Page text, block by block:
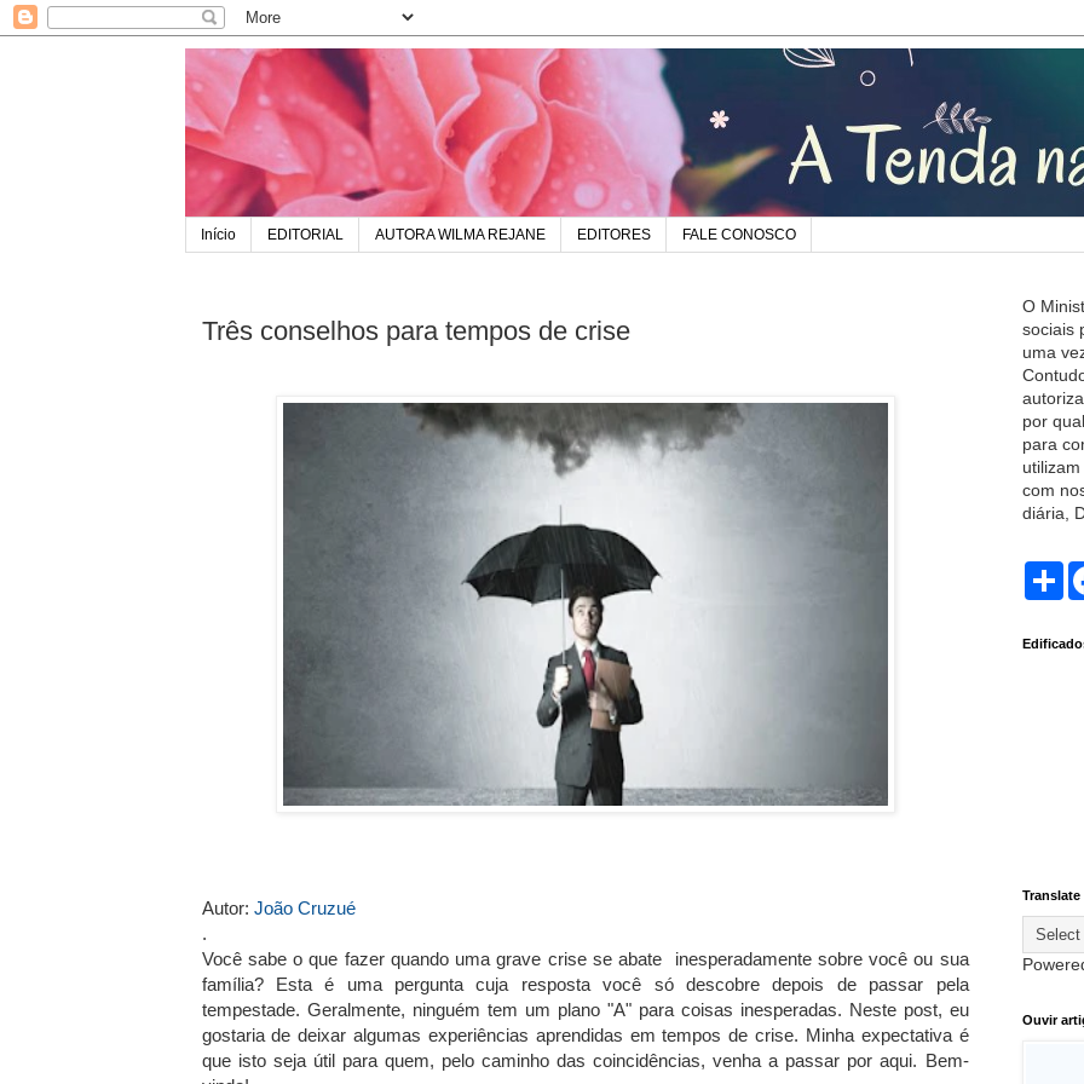
Início EDITORIAL AUTORA WILMA REJANE EDITORES FALE CONOSCO
Três conselhos para tempos de crise
Autor: João Cruzué
.
Você sabe o que fazer quando uma grave crise se abate inesperadamente sobre você ou sua
família? Esta é uma pergunta cuja resposta você só descobre depois de passar pela
tempestade. Geralmente, ninguém tem um plano "A" para coisas inesperadas. Neste post, eu
gostaria de deixar algumas experiências aprendidas em tempos de crise. Minha expectativa é
que isto seja útil para quem, pelo caminho das coincidências, venha a passar por aqui. Bem-
O
sociais
uma
por
para
com
diária,
S
e
Translate
Ouvir